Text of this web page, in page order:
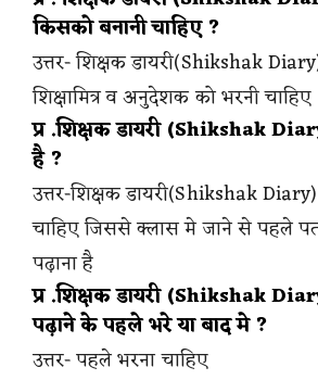
किसको बनानी चाहिए ?
उत्तर- शिक्षक डायरी(Shikshak
शिक्षामित्र व अनुदेशक को भरनी चाहिए
प्र .शिक्षक डायरी (Shikshak
है ?
उत्तर-शिक्षक डायरी(Shikshak
चाहिए जिससे क्लास मे जाने से पहले
पढ़ाना है
प्र .शिक्षक डायरी (Shikshak
पढ़ाने के पहले भरे या बाद मे ?
उत्तर- पहले भरना चाहिए